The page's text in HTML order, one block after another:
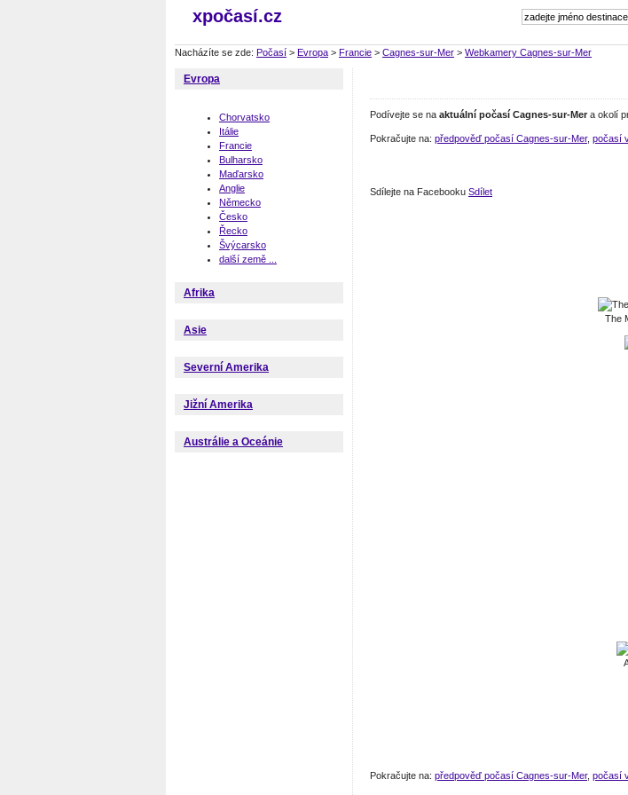
xpočasí.cz
Nacházíte se zde: Počasí > Evropa > Francie > Cagnes-sur-Mer > Webkamery Cagnes-sur-Mer
Evropa
Chorvatsko
Itálie
Francie
Bulharsko
Maďarsko
Anglie
Německo
Česko
Řecko
Švýcarsko
další země ...
Afrika
Asie
Severní Amerika
Jižní Amerika
Austrálie a Oceánie
Podívejte se na aktuální počasí Cagnes-sur-Mer a okolí
Pokračujte na: předpověď počasí Cagnes-sur-Mer, počasí
Sdílejte na Facebooku Sdílet
The
Pokračujte na: předpověď počasí Cagnes-sur-Mer, počasí